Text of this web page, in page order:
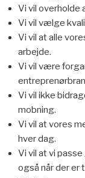
Vi vil overholde
Vi vil vælge
Vi vil at alle
arbejde.
Vi vil være
Vi vil ikke
mobning.
Vi vil at vores
hver dag.
Vi vil at vi
også når der er